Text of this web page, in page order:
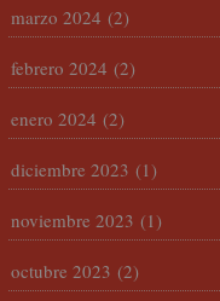
marzo 2024 (2)
febrero 2024 (2)
enero 2024 (2)
diciembre 2023 (1)
noviembre 2023 (1)
octubre 2023 (2)